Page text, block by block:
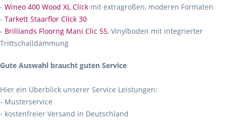
- Wineo 400 Wood XL Click mit extragroßen, moderen Formaten
- Tarkett Staarflor Click 30
- Brilliands Floorng Mani Clic 55, Vinylboden mit integrierter
Trittschalldämmung
Gute Auswahl braucht guten Service
Hier ein Überblick unserer Service Leistungen:
- Musterservice
- kostenfreier Versand in Deutschland